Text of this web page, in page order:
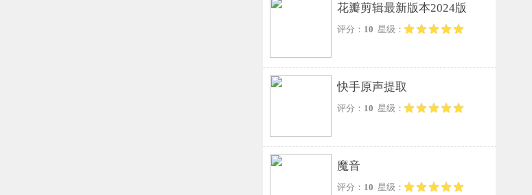
花瓣剪辑最新版本2024版
评分： 10 星级：
快手原声提取
评分： 10 星级：
魔音
评分： 10 星级：